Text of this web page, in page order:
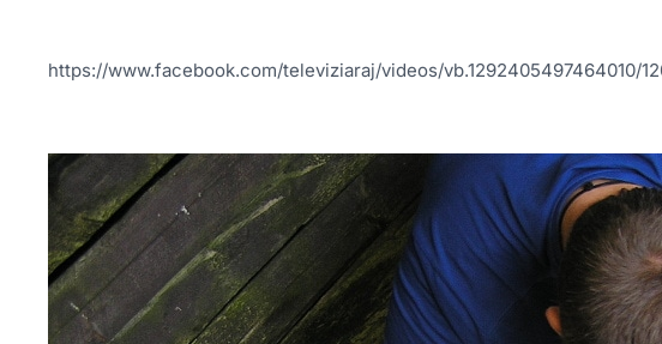
https://www.facebook.com/televiziaraj/videos/vb.1292405497464010/